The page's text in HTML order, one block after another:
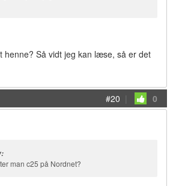
henne? Så vidt jeg kan læse, så er det
#20 | 0
man c25 på Nordnet?